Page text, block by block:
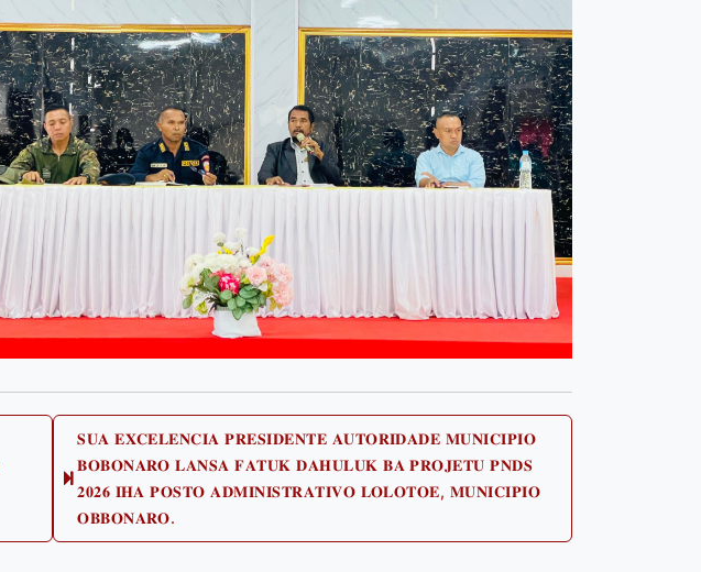
Next
𝐒𝐔𝐀 𝐄𝐗𝐂𝐄𝐋𝐄𝐍𝐂𝐈𝐀 𝐏𝐑𝐄𝐒𝐈𝐃𝐄𝐍𝐓𝐄 𝐀𝐔𝐓𝐎𝐑𝐈𝐃𝐀𝐃𝐄 𝐌𝐔𝐍𝐈𝐂𝐈𝐏𝐈𝐎
𝐁𝐎𝐁𝐎𝐍𝐀𝐑𝐎 𝐋𝐀𝐍𝐒𝐀 𝐅𝐀𝐓𝐔𝐊 𝐃𝐀𝐇𝐔𝐋𝐔𝐊 𝐁𝐀 𝐏𝐑𝐎𝐉𝐄𝐓𝐔 𝐏𝐍𝐃𝐒
𝟐𝟎𝟐𝟔 𝐈𝐇𝐀 𝐏𝐎𝐒𝐓𝐎 𝐀𝐃𝐌𝐈𝐍𝐈𝐒𝐓𝐑𝐀𝐓𝐈𝐕𝐎 𝐋𝐎𝐋𝐎𝐓𝐎𝐄, 𝐌𝐔𝐍𝐈𝐂𝐈𝐏𝐈𝐎
𝐎𝐁𝐁𝐎𝐍𝐀𝐑𝐎.